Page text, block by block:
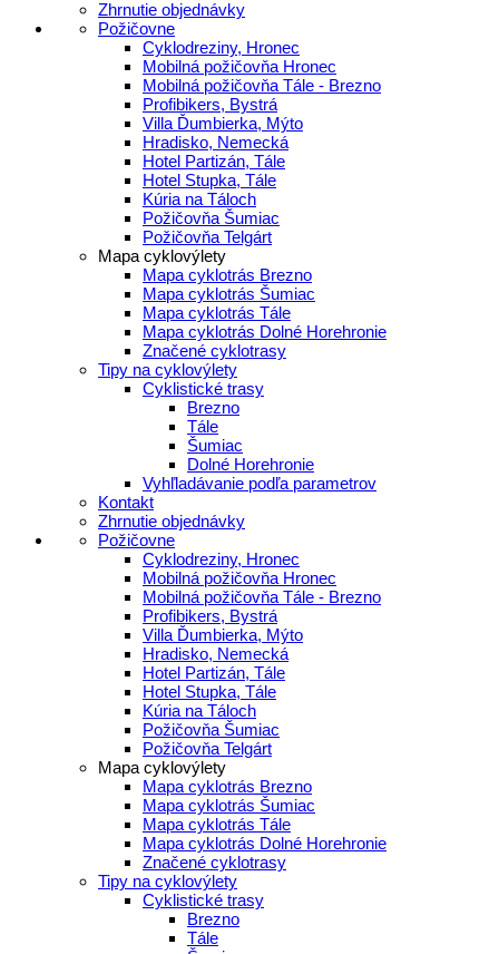
Zhrnutie objednávky
Požičovne
Cyklodreziny, Hronec
Mobilná požičovňa Hronec
Mobilná požičovňa Tále - Brezno
Profibikers, Bystrá
Villa Ďumbierka, Mýto
Hradisko, Nemecká
Hotel Partizán, Tále
Hotel Stupka, Tále
Kúria na Táloch
Požičovňa Šumiac
Požičovňa Telgárt
Mapa cyklovýlety
Mapa cyklotrás Brezno
Mapa cyklotrás Šumiac
Mapa cyklotrás Tále
Mapa cyklotrás Dolné Horehronie
Značené cyklotrasy
Tipy na cyklovýlety
Cyklistické trasy
Brezno
Tále
Šumiac
Dolné Horehronie
Vyhľladávanie podľa parametrov
Kontakt
Zhrnutie objednávky
Požičovne
Cyklodreziny, Hronec
Mobilná požičovňa Hronec
Mobilná požičovňa Tále - Brezno
Profibikers, Bystrá
Villa Ďumbierka, Mýto
Hradisko, Nemecká
Hotel Partizán, Tále
Hotel Stupka, Tále
Kúria na Táloch
Požičovňa Šumiac
Požičovňa Telgárt
Mapa cyklovýlety
Mapa cyklotrás Brezno
Mapa cyklotrás Šumiac
Mapa cyklotrás Tále
Mapa cyklotrás Dolné Horehronie
Značené cyklotrasy
Tipy na cyklovýlety
Cyklistické trasy
Brezno
Tále